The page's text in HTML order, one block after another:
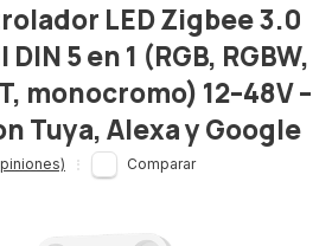
LED Zigbee 3.0
5 en 1 (RGB, RGBW,
monocromo) 12–48V –
Tuya, Alexa y Google
Comparar